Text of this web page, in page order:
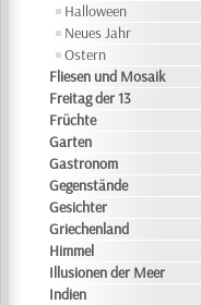
Halloween
Neues Jahr
Ostern
Fliesen und Mosaik
Freitag der 13
Früchte
Garten
Gastronom
Gegenstände
Gesichter
Griechenland
Himmel
Illusionen der Meer
Indien